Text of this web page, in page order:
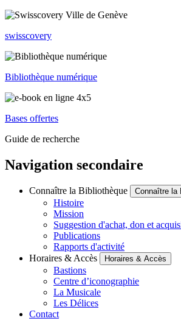
swisscovery
Bibliothèque numérique
Bases offertes
Guide de recherche
Navigation secondaire
Connaître la Bibliothèque Connaître la
Histoire
Mission
Suggestion d'achat, don et
Publications
Rapports d'activité
Horaires & Accès
Horaires & Accès
Bastions
Centre d’iconographie
La Musicale
Les Délices
Contact